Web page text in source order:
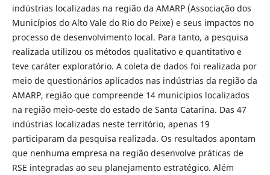
indústrias localizadas na região da AMARP (Associação dos
Municípios do Alto Vale do Rio do Peixe) e seus impactos no
processo de desenvolvimento local. Para tanto, a pesquisa
realizada utilizou os métodos qualitativo e quantitativo e
teve caráter exploratório. A coleta de dados foi realizada por
meio de questionários aplicados nas indústrias da região da
AMARP, região que compreende 14 municípios localizados
na região meio-oeste do estado de Santa Catarina. Das 47
indústrias localizadas neste território, apenas 19
participaram da pesquisa realizada. Os resultados apontam
que nenhuma empresa na região desenvolve práticas de
RSE integradas ao seu planejamento estratégico. Além